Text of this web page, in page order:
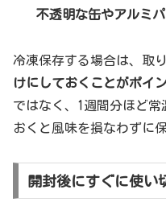
不透明な缶やアルミ
冷凍保存する場合は、取
けにしておくことがポイ
ではなく、1週間分ほど
おくと風味を損なわずに
開封後にすぐに使い